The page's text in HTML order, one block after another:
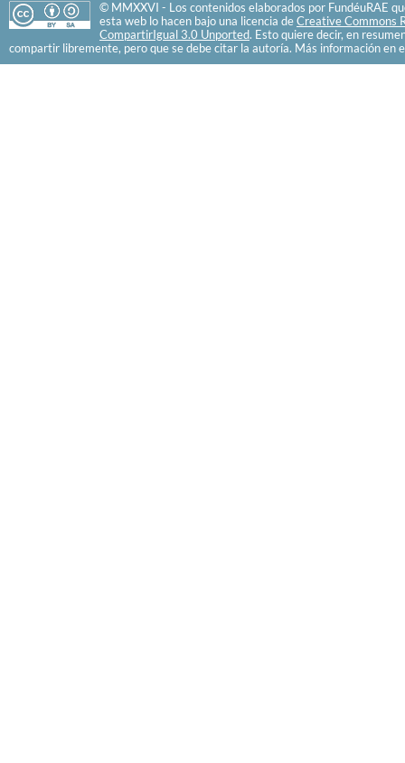
© MMXXVI - Los contenidos elaborados por FundéuRAE
esta web lo hacen bajo una licencia de Creative Commons
CompartirIgual 3.0 Unported. Esto quiere decir, en
compartir libremente, pero que se debe citar la autoría. Más información en